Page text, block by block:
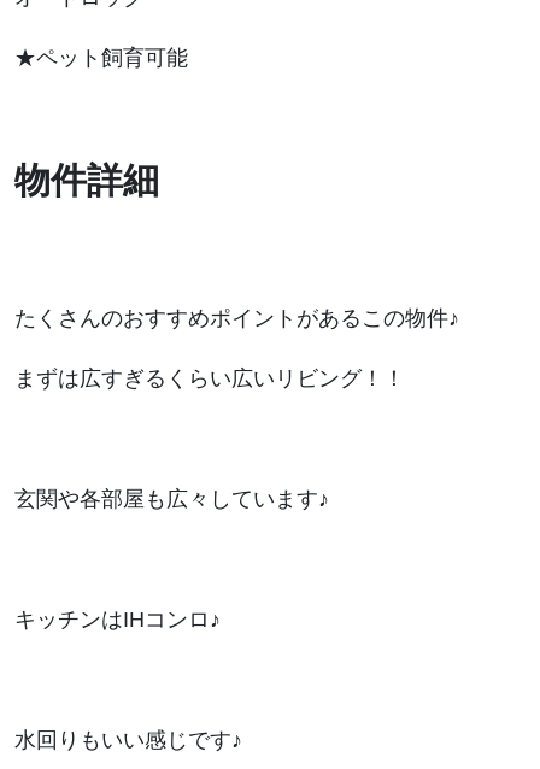
★ペット飼育可能
物件詳細
たくさんのおすすめポイントがあるこの物件♪
まずは広すぎるくらい広いリビング！！
玄関や各部屋も広々しています♪
キッチンはIHコンロ♪
水回りもいい感じです♪